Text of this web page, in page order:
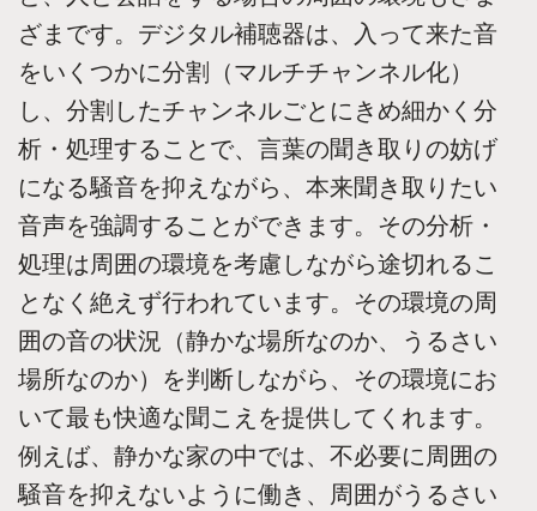
ざまです。デジタル補聴器は、入って来た音
をいくつかに分割（マルチチャンネル化）
し、分割したチャンネルごとにきめ細かく分
析・処理することで、言葉の聞き取りの妨げ
になる騒音を抑えながら、本来聞き取りたい
音声を強調することができます。その分析・
処理は周囲の環境を考慮しながら途切れるこ
となく絶えず行われています。その環境の周
囲の音の状況（静かな場所なのか、うるさい
場所なのか）を判断しながら、その環境にお
いて最も快適な聞こえを提供してくれます。
例えば、静かな家の中では、不必要に周囲の
騒音を抑えないように働き、周囲がうるさい